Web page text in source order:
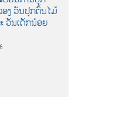
ງ ວັນປູກຕົ້ນໄມ້
ວັນເດັກນ້ອຍ